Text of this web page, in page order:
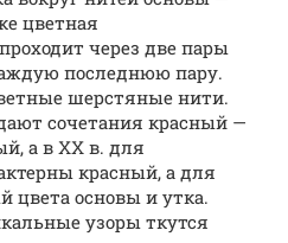
цветная
через две пары
последнюю пару.
шерстяные нити.
сочетания красный —
а в XX в. для
красный, а для
цвета основы и утка.
узоры ткутся